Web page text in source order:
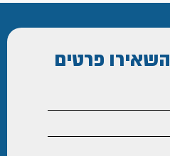
השאירו פרטים